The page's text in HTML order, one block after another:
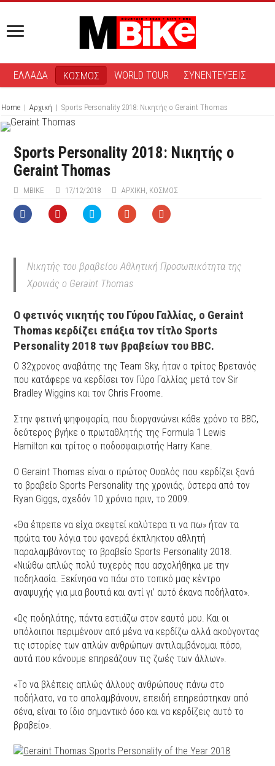
ΕΛΛΑΔΑ ΚΟΣΜΟΣ WORLD TOUR ΣΥΝΕΝΤΕΥΞΕΙΣ
Home | Αρχική | Sports Personality 2018: Νικητής ο Geraint Thomas
Sports Personality 2018: Νικητής ο
Geraint Thomas
ΜΒIKE 17/12/2018 ΑΡΧΙΚΉ, ΚΟΣΜΟΣ
Νικητής του βραβείου Αθλητική Προσωπικότητα της
Χρονιάς ο Geraint Thomas
O φετινός νικητής του Γύρου Γαλλίας, ο Geraint
Thomas κερδίζει επάξια τον τίτλο Sports
Personality 2018 των βραβείων του BBC.
Ο 32χρονος αναβάτης της Team Sky, ήταν ο τρίτος Βρετανός
που κατάφερε να κερδίσει τον Γύρο Γαλλίας μετά τον Sir
Bradley Wiggins και τον Chris Froome.
Στην φετινή ψηφοφορία, που διοργανώνει κάθε χρόνο το BBC,
δεύτερος βγήκε ο πρωταθλητής της Formula 1 Lewis
Hamilton και τρίτος ο ποδοσφαιριστής Harry Kane.
Ο Geraint Thomas είναι ο πρώτος Ουαλός που κερδίζει ξανά
το βραβείο Sports Personality της χρονιάς, ύστερα από τον
Ryan Giggs, σχεδόν 10 χρόνια πριν, το 2009.
«Θα έπρεπε να είχα σκεφτεί καλύτερα τι να πω» ήταν τα
πρώτα του λόγια του φανερά έκπληκτου αθλητή
παραλαμβάνοντας το βραβείο Sports Personality 2018.
«Νιώθω απλώς πολύ τυχερός που ασχολήθηκα με την
ποδηλασία. Ξεκίνησα να πάω στο τοπικό μας κέντρο
αναψυχής για μια βουτιά και αντί γι’ αυτό έκανα ποδήλατο».
«Ως ποδηλάτης, πάντα εστιάζω στον εαυτό μου. Και οι
υπόλοιποι περιμένουν από μένα να κερδίζω αλλά ακούγοντας
τις ιστορίες των απλών ανθρώπων αντιλαμβάνομαι πόσο,
αυτά που κάνουμε επηρεάζουν τις ζωές των άλλων».
«Το να βλέπεις απλώς άλλους ανθρώπους πάνω στο
ποδήλατο, να το απολαμβάνουν, επειδή επηρεάστηκαν από
σένα, είναι το ίδιο σημαντικό όσο και να κερδίζεις αυτό το
βραβείο».